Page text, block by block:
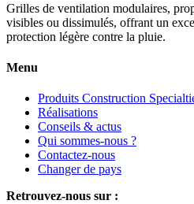
Grilles de ventilation modulaires,
visibles ou dissimulés, offrant un
protection légère contre la pluie.
Menu
Produits Construction
Réalisations
Conseils & actus
Qui sommes-nous ?
Contactez-nous
Changer de pays
Retrouvez-nous sur :